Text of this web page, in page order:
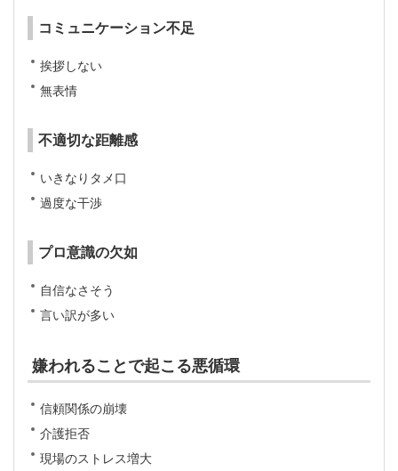
コミュニケーション不足
挨拶しない
無表情
不適切な距離感
いきなりタメ口
過度な干渉
プロ意識の欠如
自信なさそう
言い訳が多い
嫌われることで起こる悪循環
信頼関係の崩壊
介護拒否
現場のストレス増大